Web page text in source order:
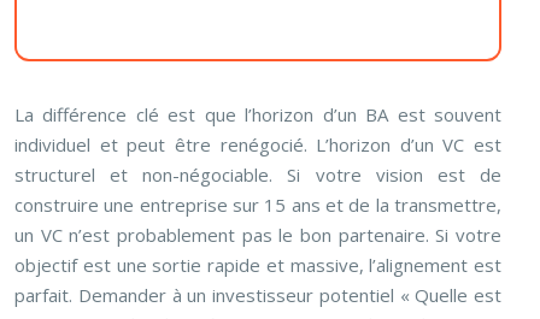
La différence clé est que l’horizon d’un BA est souvent
individuel et peut être renégocié. L’horizon d’un VC est
structurel et non-négociable. Si votre vision est de
construire une entreprise sur 15 ans et de la transmettre,
un VC n’est probablement pas le bon partenaire. Si votre
objectif est une sortie rapide et massive, l’alignement est
parfait. Demander à un investisseur potentiel « Quelle est